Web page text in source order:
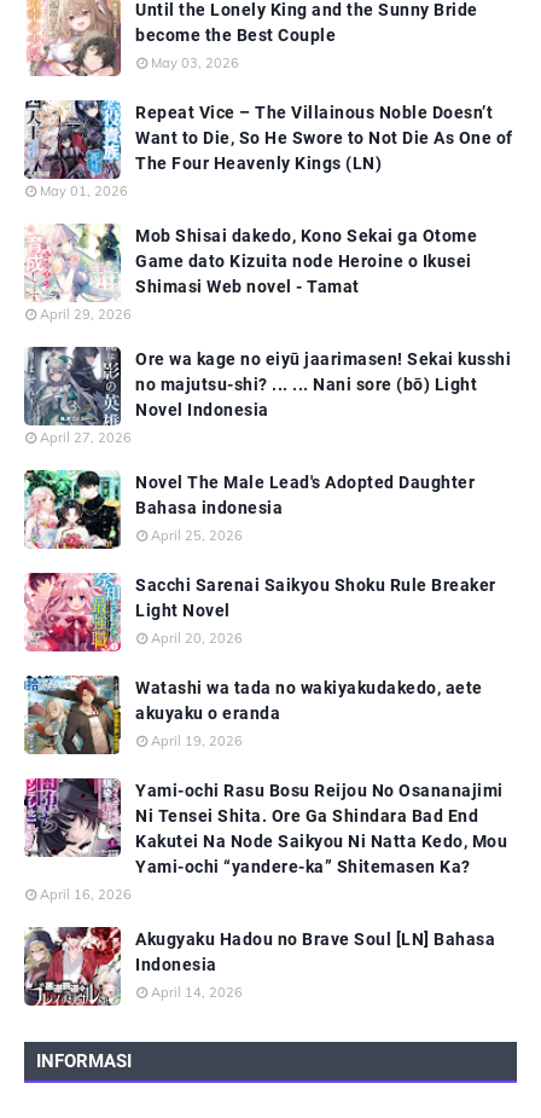
Until the Lonely King and the Sunny Bride
become the Best Couple
May 03, 2026
Repeat Vice – The Villainous Noble Doesn’t
Want to Die, So He Swore to Not Die As One of
The Four Heavenly Kings (LN)
May 01, 2026
Mob Shisai dakedo, Kono Sekai ga Otome
Game dato Kizuita node Heroine o Ikusei
Shimasi Web novel - Tamat
April 29, 2026
Ore wa kage no eiyū jaarimasen! Sekai kusshi
no majutsu-shi? ... ... Nani sore (bō) Light
Novel Indonesia
April 27, 2026
Novel The Male Lead's Adopted Daughter
Bahasa indonesia
April 25, 2026
Sacchi Sarenai Saikyou Shoku Rule Breaker
Light Novel
April 20, 2026
Watashi wa tada no wakiyakudakedo, aete
akuyaku o eranda
April 19, 2026
Yami-ochi Rasu Bosu Reijou No Osananajimi
Ni Tensei Shita. Ore Ga Shindara Bad End
Kakutei Na Node Saikyou Ni Natta Kedo, Mou
Yami-ochi “yandere-ka” Shitemasen Ka?
April 16, 2026
Akugyaku Hadou no Brave Soul [LN] Bahasa
Indonesia
April 14, 2026
INFORMASI